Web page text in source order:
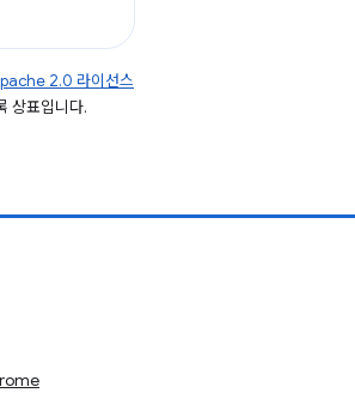
2.0 라이선스
상표입니다.